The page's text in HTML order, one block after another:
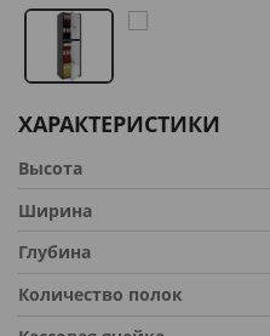
ХАРАКТЕРИСТИКИ
Высота
Ширина
Глубина
Количество полок